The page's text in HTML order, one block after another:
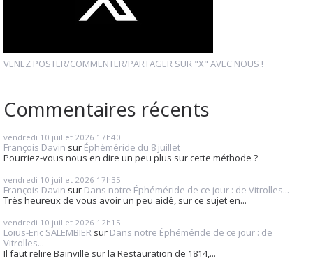
VENEZ POSTER/COMMENTER/PARTAGER SUR "X" AVEC NOUS !
Commentaires récents
vendredi 10 juillet 2026 17h40
François Davin sur Éphéméride du 8 juillet
Pourriez-vous nous en dire un peu plus sur cette méthode ?
vendredi 10 juillet 2026 17h35
François Davin sur Dans notre Éphéméride de ce jour : de Vitrolles...
Très heureux de vous avoir un peu aidé, sur ce sujet en...
vendredi 10 juillet 2026 12h15
Loius-Eric SALEMBIER sur Dans notre Éphéméride de ce jour : de
Vitrolles...
Il faut relire Bainville sur la Restauration de 1814,...